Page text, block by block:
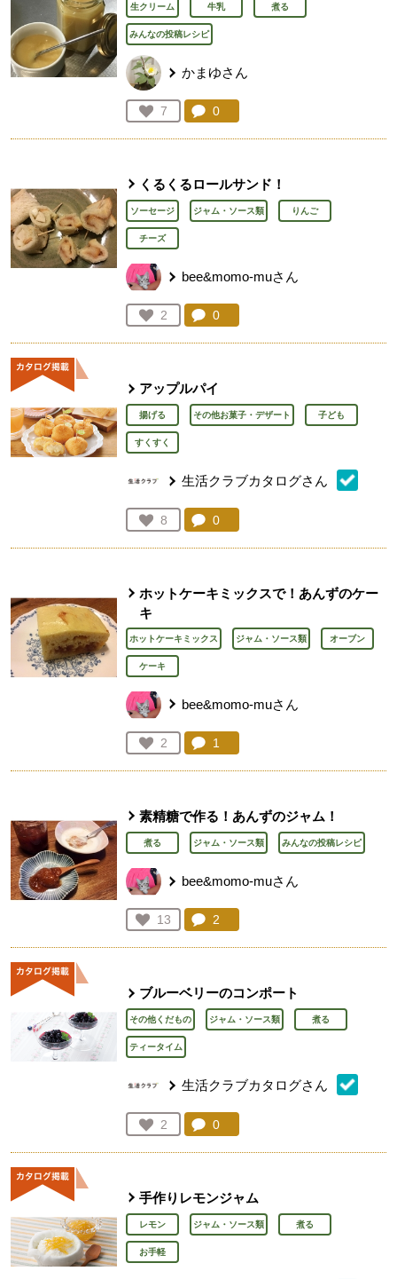
生クリーム 牛乳 煮る
みんなの投稿レシピ
かまゆさん
お気に入り登録：
7
人が登録
コメント：
0
くるくるロールサンド！
ソーセージ ジャム・ソース類 りんご
チーズ
bee&momo-muさん
お気に入り登録：
2
人が登録
コメント：
0
アップルパイ
揚げる その他お菓子・デザート 子ども
すくすく
生活クラブカタログさん
お気に入り登録：
8
人が登録
コメント：
0
ホットケーキミックスで！あんずのケー
キ
ホットケーキミックス ジャム・ソース類 オーブン
ケーキ
bee&momo-muさん
お気に入り登録：
2
人が登録
コメント：
1
素精糖で作る！あんずのジャム！
煮る ジャム・ソース類 みんなの投稿レシピ
bee&momo-muさん
お気に入り登録：
13
人が登録
コメント：
2
ブルーベリーのコンポート
その他くだもの ジャム・ソース類 煮る
ティータイム
生活クラブカタログさん
お気に入り登録：
2
人が登録
コメント：
0
手作りレモンジャム
レモン ジャム・ソース類 煮る
お手軽